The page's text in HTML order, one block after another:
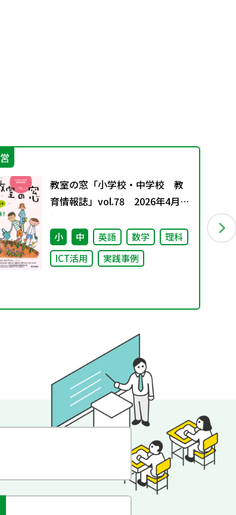
教室の窓「小学校・中学校 教
育情報誌」vol.78 2026年4月発
行
小 中 英語 数学
理科
ICT活用
実践事例